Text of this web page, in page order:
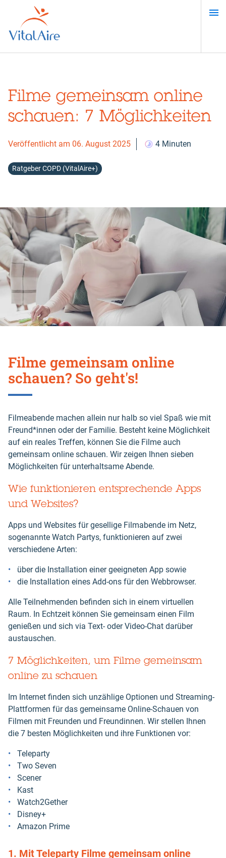
Inhalt
Filme gemeinsam online
schauen: 7 Möglichkeiten
Veröffentlicht am 06. August 2025 4 Minuten
Ratgeber COPD (VitalAire+)
Filme gemeinsam online
schauen? So geht's!
Filmeabende machen allein nur halb so viel Spaß wie mit
Freund*innen oder der Familie. Besteht keine Möglichkeit
auf ein reales Treffen, können Sie die Filme auch
gemeinsam online schauen. Wir zeigen Ihnen sieben
Möglichkeiten für unterhaltsame Abende.
Wie funktionieren entsprechende Apps
und Websites?
Apps und Websites für gesellige Filmabende im Netz,
sogenannte Watch Partys, funktionieren auf zwei
verschiedene Arten:
über die Installation einer geeigneten App sowie
die Installation eines Add-ons für den Webbrowser.
Alle Teilnehmenden befinden sich in einem virtuellen
Raum. In Echtzeit können Sie gemeinsam einen Film
genießen und sich via Text- oder Video-Chat darüber
austauschen.
7 Möglichkeiten, um Filme gemeinsam
online zu schauen
Im Internet finden sich unzählige Optionen und Streaming-
Plattformen für das gemeinsame Online-Schauen von
Filmen mit Freunden und Freundinnen. Wir stellen Ihnen
die 7 besten Möglichkeiten und ihre Funktionen vor:
Teleparty
Two Seven
Scener
Kast
Watch2Gether
Disney+
Amazon Prime
1. Mit Teleparty Filme gemeinsam online